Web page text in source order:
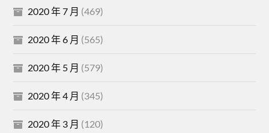
2020 年 7 月 (469)
2020 年 6 月 (565)
2020 年 5 月 (579)
2020 年 4 月 (345)
2020 年 3 月 (120)